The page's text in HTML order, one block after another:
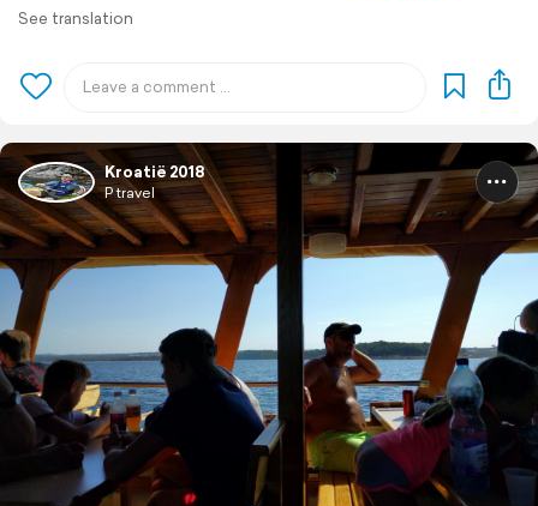
See translation
Kroatië 2018
P travel